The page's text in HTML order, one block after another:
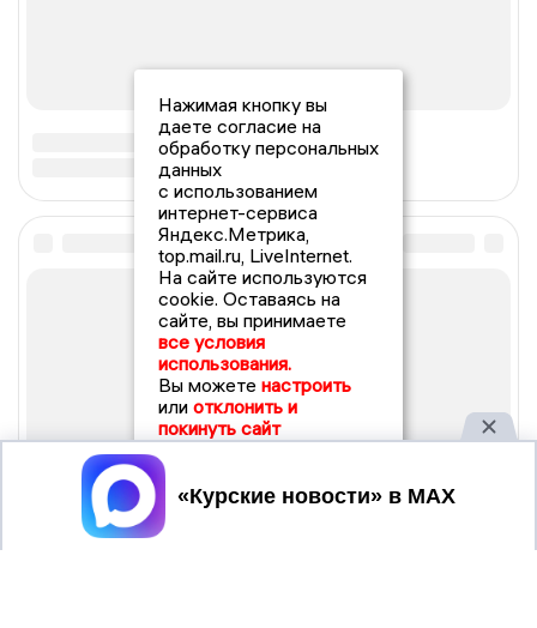
Нажимая кнопку вы
даете согласие на
обработку персональных
данных
с использованием
интернет-сервиса
Яндекс.Метрика,
top.mail.ru, LiveInternet.
На сайте используются
cookie. Оставаясь на
сайте, вы принимаете
все условия
использования.
Вы можете настроить
или отклонить и
покинуть сайт
Принять